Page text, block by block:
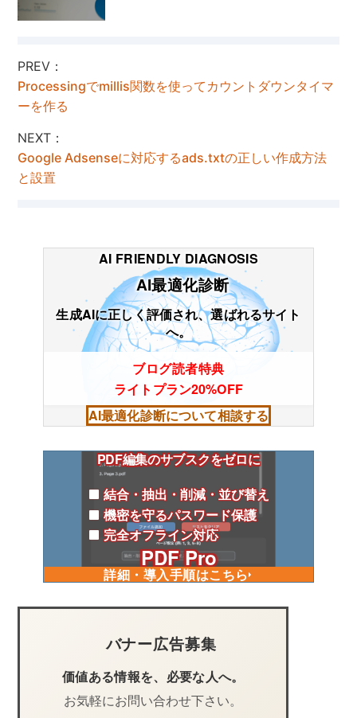
PREV：
Processingでmillis関数を使ってカウントダウンタイマ
ーを作る
NEXT：
Google Adsenseに対応するads.txtの正しい作成方法
と設置
AI FRIENDLY DIAGNOSIS
AI最適化診断
生成AIに正しく評価され、選ばれるサイト
へ。
ブログ読者特典
ライトプラン20%OFF
AI最適化診断について相談する
PDF編集のサブスクをゼロに
結合・抽出・削減・並び替え
機密を守るパスワード保護
完全オフライン対応
PDF Pro
詳細・導入手順はこちら
バナー広告募集
価値ある情報を、必要な人へ。
お気軽にお問い合わせ下さい。